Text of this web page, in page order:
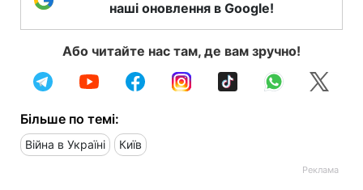
наші оновлення в Google!
Або читайте нас там, де вам зручно!
Більше по темі:
Війна в Україні Київ